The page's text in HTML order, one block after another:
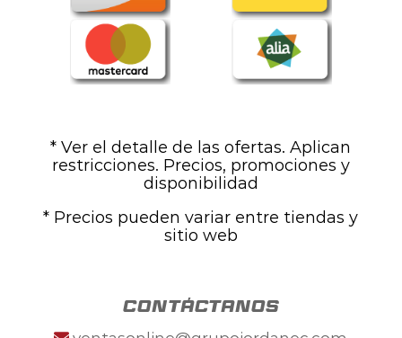
* Ver el detalle de las ofertas. Aplican
restricciones. Precios, promociones y
disponibilidad
* Precios pueden variar entre tiendas y
sitio web
contáctanos